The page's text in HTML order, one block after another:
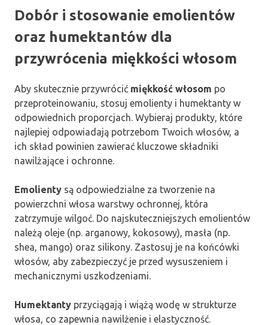
Dobór i stosowanie emolientów
oraz humektantów dla
przywrócenia miękkości włosom
Aby skutecznie przywrócić miękkość włosom po
przeproteinowaniu, stosuj emolienty i humektanty w
odpowiednich proporcjach. Wybieraj produkty, które
najlepiej odpowiadają potrzebom Twoich włosów, a
ich skład powinien zawierać kluczowe składniki
nawilżające i ochronne.
Emolienty są odpowiedzialne za tworzenie na
powierzchni włosa warstwy ochronnej, która
zatrzymuje wilgoć. Do najskuteczniejszych emolientów
należą oleje (np. arganowy, kokosowy), masła (np.
shea, mango) oraz silikony. Zastosuj je na końcówki
włosów, aby zabezpieczyć je przed wysuszeniem i
mechanicznymi uszkodzeniami.
Humektanty przyciągają i wiążą wodę w strukturze
włosa, co zapewnia nawilżenie i elastyczność.